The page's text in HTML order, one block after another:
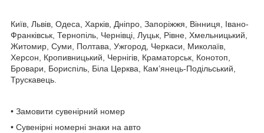
Київ, Львів, Одеса, Харків, Дніпро, Запоріжжя, Вінниця, Івано-
Франківськ, Тернопіль, Чернівці, Луцьк, Рівне, Хмельницький,
Житомир, Суми, Полтава, Ужгород, Черкаси, Миколаїв,
Херсон, Кропивницький, Чернігів, Краматорськ, Конотоп,
Бровари, Бориспіль, Біла Церква, Кам’янець-Подільський,
Трускавець.
• Замовити сувенірний номер
• Сувенірні номерні знаки на авто